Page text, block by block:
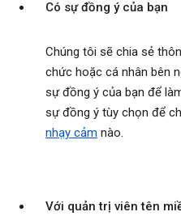
Có sự đồng ý của bạn
Chúng tôi sẽ chia sẻ
chức hoặc cá nhân bên
sự đồng ý của bạn để
sự đồng ý tùy chọn để
nhạy cảm nào.
Với quản trị viên tên